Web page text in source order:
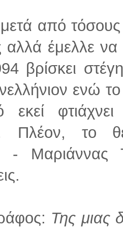
από τόσους
αλλά έμελλε
βρίσκει
ενώ
εκεί
Πλέον, το
- Μαριάννας
Της μιας